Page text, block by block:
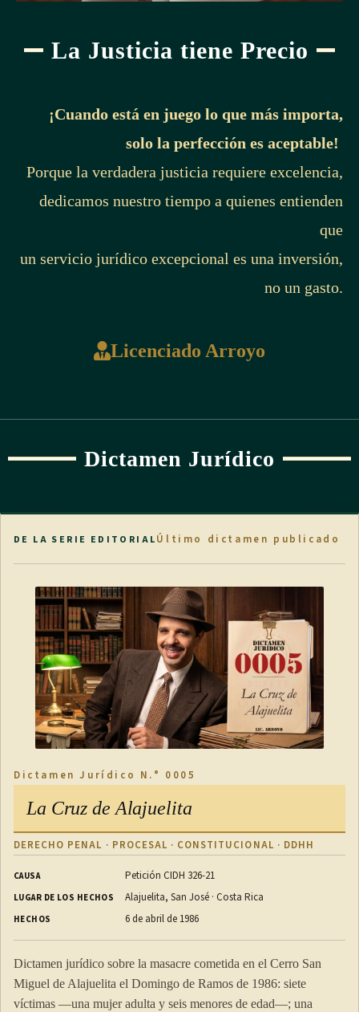
La Justicia tiene Precio
¡Cuando está en juego lo que más importa,
solo la perfección es aceptable!
Porque la verdadera justicia requiere excelencia,
dedicamos nuestro tiempo a quienes entienden
que
un servicio jurídico excepcional es una inversión,
no un gasto.
Licenciado Arroyo
Dictamen Jurídico
DE LA SERIE EDITORIALÚltimo dictamen publicado
Dictamen Jurídico N.° 0005
La Cruz de Alajuelita
DERECHO PENAL · PROCESAL · CONSTITUCIONAL · DDHH
CAUSA Petición CIDH 326-21
LUGAR DE LOS HECHOS Alajuelita, San José · Costa Rica
HECHOS 6 de abril de 1986
Dictamen jurídico sobre la masacre cometida en el Cerro San
Miguel de Alajuelita el Domingo de Ramos de 1986: siete
víctimas —una mujer adulta y seis menores de edad—; una